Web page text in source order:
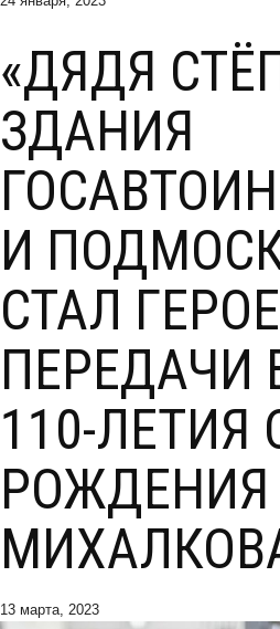
«ДЯДЯ
ЗДАНИЯ
И
СТАЛ
ПЕРЕДАЧИ
110-ЛЕТИЯ
РОЖДЕНИЯ
13 марта, 2023